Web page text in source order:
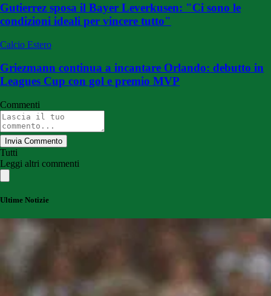
Gutierrez sposa il Bayer Leverkusen: "Ci sono le
condizioni ideali per vincere tutto"
Calcio Estero
Griezmann continua a incantare Orlando: debutto in
Leagues Cup con gol e premio MVP
Commenti
Invia Commento
Tutti
Leggi altri commenti
Ultime Notizie